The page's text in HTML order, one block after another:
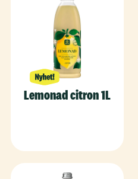
Lemonad citron 1L